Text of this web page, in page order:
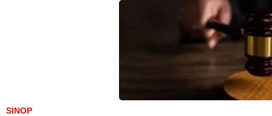
SINOP